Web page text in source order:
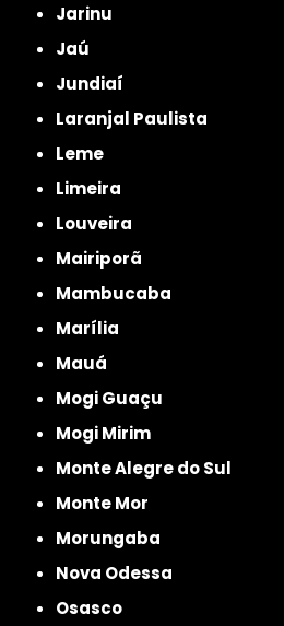
Jarinu
Jaú
Jundiaí
Laranjal Paulista
Leme
Limeira
Louveira
Mairiporã
Mambucaba
Marília
Mauá
Mogi Guaçu
Mogi Mirim
Monte Alegre do Sul
Monte Mor
Morungaba
Nova Odessa
Osasco